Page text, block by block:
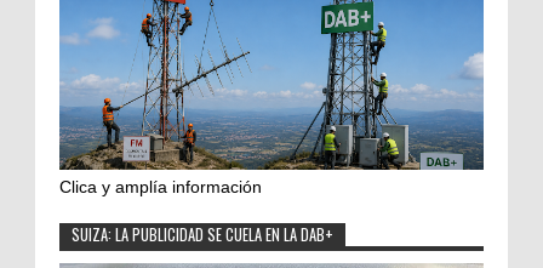
Clica y amplía información
SUIZA: LA PUBLICIDAD SE CUELA EN LA DAB+